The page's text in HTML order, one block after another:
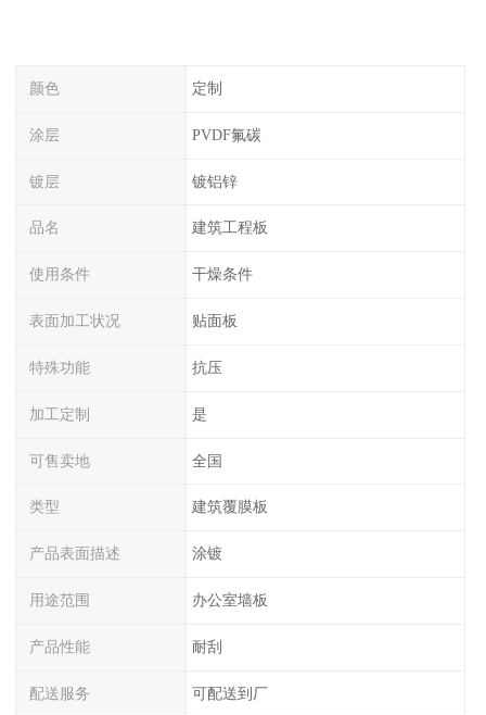
颜色 定制
涂层 PVDF氟碳
镀层 镀铝锌
品名 建筑工程板
使用条件 干燥条件
表面加工状况 贴面板
特殊功能 抗压
加工定制 是
可售卖地 全国
类型 建筑覆膜板
产品表面描述 涂镀
用途范围 办公室墙板
产品性能 耐刮
配送服务 可配送到厂